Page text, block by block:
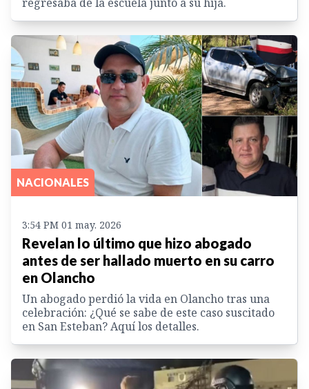
NACIONALES
3:54 PM 01 may. 2026
Revelan lo último que hizo abogado
antes de ser hallado muerto en su carro
en Olancho
Un abogado perdió la vida en Olancho tras una
celebración: ¿Qué se sabe de este caso suscitado
en San Esteban? Aquí los detalles.